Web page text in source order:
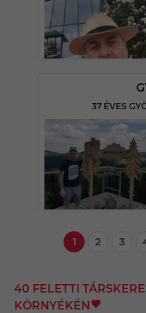
37 ÉVES
1 2 3
40 FELETTI
KÖRNYÉKÉN